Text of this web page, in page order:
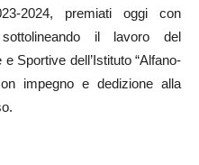
2024, premiati oggi con
sottolineando il lavoro del
Sportive dell’Istituto “Alfano-
impegno e dedizione alla